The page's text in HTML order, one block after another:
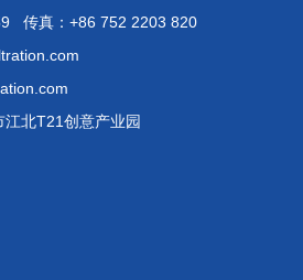
传真：+86 752 2203 820
北T21创意产业园